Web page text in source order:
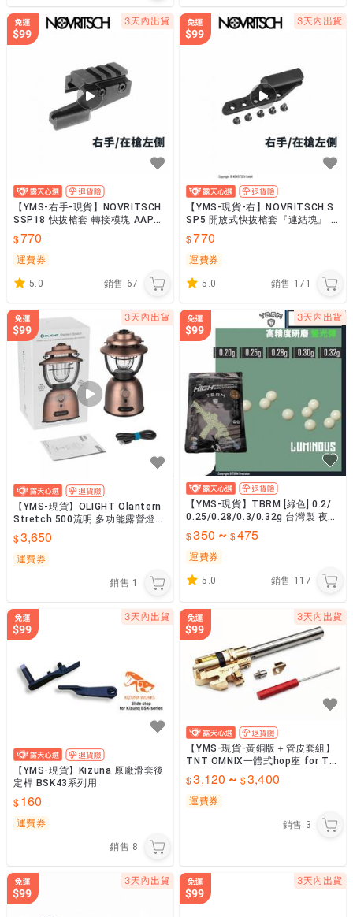
【YMS-右手-現貨】NOVRITSCH
SSP18 快拔槍套 轉接模塊 AAP0
1/GLOCK P44R-P18
770
運費券
5.0 銷售 67
【YMS-現貨-右】NOVRITSCH S
SP5 開放式快拔槍套『連結塊』 P
44R-P5
770
運費券
5.0 銷售 171
【YMS-現貨】OLIGHT Olantern
Stretch 500流明 多功能露營燈
拉長升高 白/暖光雙光源
3,650
運費券
銷售 1
【YMS-現貨】TBRM [綠色] 0.2/
0.25/0.28/0.3/0.32g 台灣製 夜光
彈/螢光彈/BB彈
350 ~ 475
運費券
5.0 銷售 117
【YMS-現貨】Kizuna 原廠滑套後
定桿 BSK43系列用
160
運費券
銷售 8
【YMS-現貨-黃銅版＋管皮套組】
TNT OMNIX一體式hop座 for TM
規格Hi-Capa IPSC必備
3,120 ~ 3,400
運費券
銷售 3